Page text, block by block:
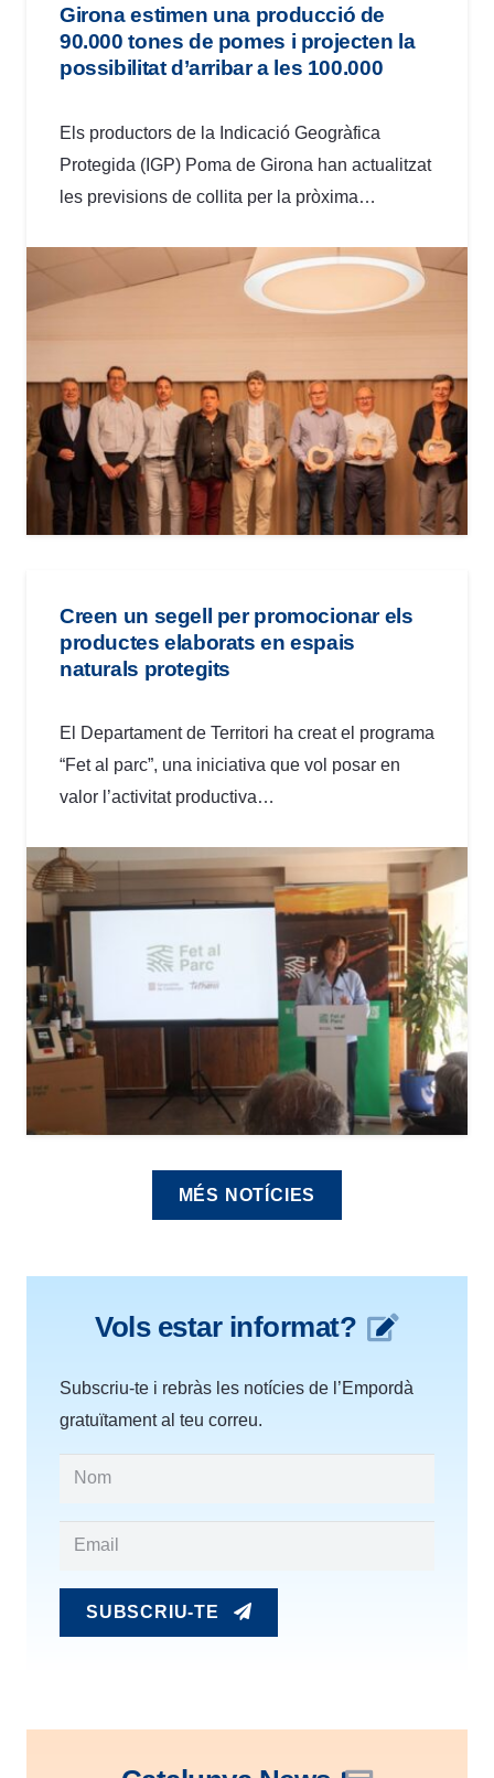
Girona estimen una producció de
90.000 tones de pomes i projecten la
possibilitat d’arribar a les 100.000
Els productors de la Indicació Geogràfica
Protegida (IGP) Poma de Girona han actualitzat
les previsions de collita per la pròxima…
Creen un segell per promocionar els
productes elaborats en espais
naturals protegits
El Departament de Territori ha creat el programa
“Fet al parc”, una iniciativa que vol posar en
valor l’activitat productiva…
MÉS NOTÍCIES
Vols estar informat?
Subscriu-te i rebràs les notícies de l’Empordà
gratuïtament al teu correu.
SUBSCRIU-TE